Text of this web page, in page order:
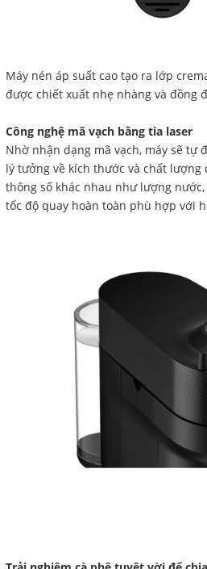
Máy nén áp suất cao tạo ra lớp
được chiết xuất nhẹ nhàng và đồng
Công nghệ mã vạch bằng tia laser
Nhờ nhận dạng mã vạch, máy sẽ tự
lý tưởng về kích thước và chất lượng
thông số khác nhau như lượng
tốc độ quay hoàn toàn phù hợp với